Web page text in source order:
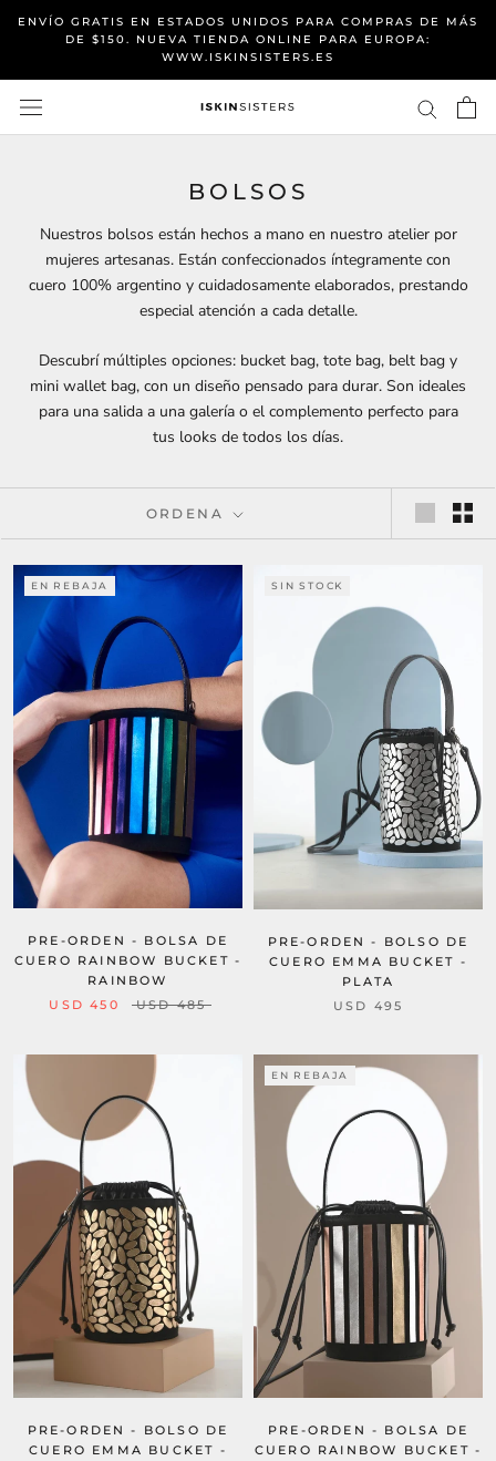
ENVÍO GRATIS EN ESTADOS UNIDOS PARA COMPRAS DE MÁS
DE $150. NUEVA TIENDA ONLINE PARA EUROPA:
WWW.ISKINSISTERS.ES
BOLSOS
Nuestros bolsos están hechos a mano en nuestro atelier por
mujeres artesanas. Están confeccionados íntegramente con
cuero 100% argentino y cuidadosamente elaborados, prestando
especial atención a cada detalle.
Descubrí múltiples opciones: bucket bag, tote bag, belt bag y
mini wallet bag, con un diseño pensado para durar. Son ideales
para una salida a una galería o el complemento perfecto para
tus looks de todos los días.
ORDENA
EN REBAJA
PRE-ORDEN - BOLSA DE
CUERO RAINBOW BUCKET -
RAINBOW
USD 450
USD 485
SIN STOCK
PRE-ORDEN - BOLSO DE
CUERO EMMA BUCKET -
PLATA
USD 495
PRE-ORDEN - BOLSO DE
CUERO EMMA BUCKET -
EN REBAJA
PRE-ORDEN - BOLSA DE
CUERO RAINBOW BUCKET -